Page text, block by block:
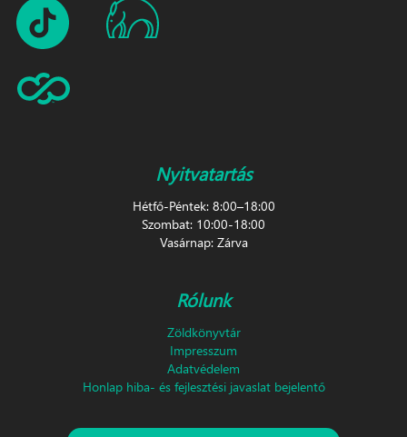
Nyitvatartás
Hétfő-Péntek: 8:00–18:00
Szombat: 10:00-18:00
Vasárnap: Zárva
Rólunk
Zöldkönyvtár
Impresszum
Adatvédelem
Honlap hiba- és fejlesztési javaslat bejelentő